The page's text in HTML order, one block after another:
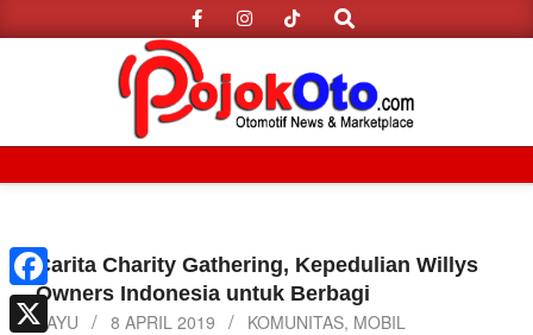
to
Search
MenuCarita Charity Gathering, Kepedulian Willys
Owners Indonesia untuk Berbagi
BAYU
8 APRIL 2019 KOMUNITAS, MOBIL
Facebook